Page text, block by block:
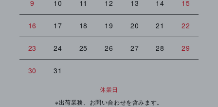
9 10 11 12 13 14 15
16 17 18 19 20 21 22
23 24 25 26 27 28 29
30 31
休業日
※出荷業務、お問い合わせを含みます。